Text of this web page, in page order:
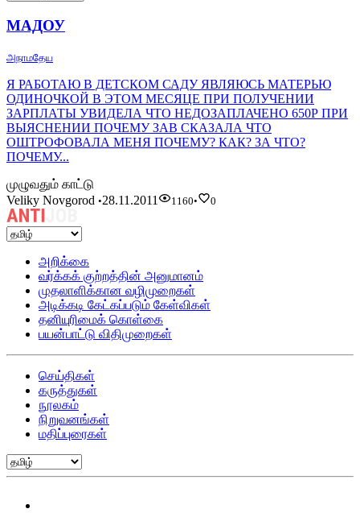
МАДОУ
அநாமதேய
Я РАБОТАЮ В ДЕТСКОМ САДУ ЯВЛЯЮСЬ МАТЕРЬЮ
ОДИНОЧКОЙ В ЭТОМ МЕСЯЦЕ ПРИ ПОЛУЧЕНИИ
ЗАРПЛАТЫ УВИДЕЛА ЧТО НЕДОЗАПЛАЧЕНО 650Р ПРИ
ВЫЯСНЕНИИ ПОЧЕМУ ЗАВ СКАЗАЛА ЧТО
ОШТРОФОВАЛА МЕНЯ ПОЧЕМУ? КАК? ЗА ЧТО?
ПОЧЕМУ...
முழுவதும் காட்டு
Veliky Novgorod •28.11.2011 1160• 0
அறிக்கை
வர்க்கக் குற்றத்தின் அனுமானம்
முதலாளிக்கான வழிமுறைகள்
அடிக்கடி கேட்கப்படும் கேள்விகள்
தனியுரிமைக் கொள்கை
பயன்பாட்டு விதிமுறைகள்
செய்திகள்
கருத்துகள்
நூலகம்
நிறுவனங்கள்
மதிப்புரைகள்